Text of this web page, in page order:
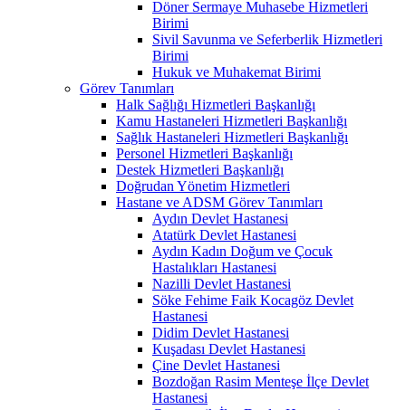
Döner Sermaye Muhasebe Hizmetleri
Birimi
Sivil Savunma ve Seferberlik Hizmetleri
Birimi
Hukuk ve Muhakemat Birimi
Görev Tanımları
Halk Sağlığı Hizmetleri Başkanlığı
Kamu Hastaneleri Hizmetleri Başkanlığı
Sağlık Hastaneleri Hizmetleri Başkanlığı
Personel Hizmetleri Başkanlığı
Destek Hizmetleri Başkanlığı
Doğrudan Yönetim Hizmetleri
Hastane ve ADSM Görev Tanımları
Aydın Devlet Hastanesi
Atatürk Devlet Hastanesi
Aydın Kadın Doğum ve Çocuk
Hastalıkları Hastanesi
Nazilli Devlet Hastanesi
Söke Fehime Faik Kocagöz Devlet
Hastanesi
Didim Devlet Hastanesi
Kuşadası Devlet Hastanesi
Çine Devlet Hastanesi
Bozdoğan Rasim Menteşe İlçe Devlet
Hastanesi